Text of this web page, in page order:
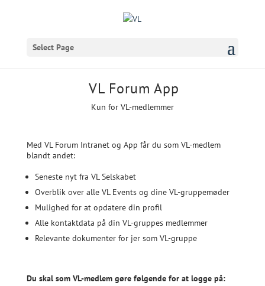
Select Page
VL Forum App
Kun for VL-medlemmer
Med VL Forum Intranet og App får du som VL-medlem
blandt andet:
Seneste nyt fra VL Selskabet
Overblik over alle VL Events og dine VL-gruppemøder
Mulighed for at opdatere din profil
Alle kontaktdata på din VL-gruppes medlemmer
Relevante dokumenter for jer som VL-gruppe
Du skal som VL-medlem gøre følgende for at logge på: